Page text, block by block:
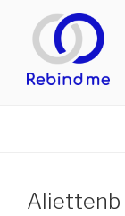
contenu
principal
Aliettenb